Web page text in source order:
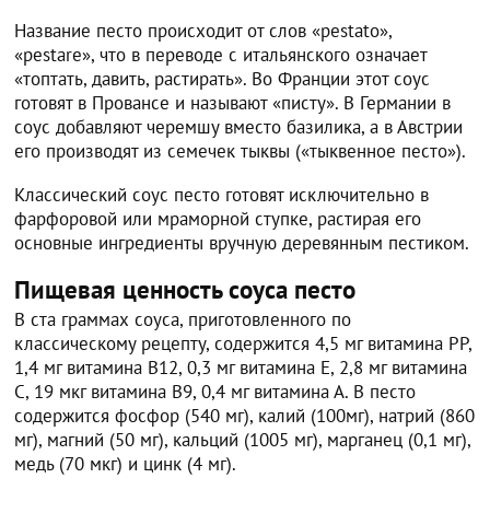
Название песто происходит от слов «pestato»,
«pestare», что в переводе с итальянского означает
«топтать, давить, растирать». Во Франции этот соус
готовят в Провансе и называют «писту». В Германии в
соус добавляют черемшу вместо базилика, а в Австрии
его производят из семечек тыквы («тыквенное песто»).
Классический соус песто готовят исключительно в
фарфоровой или мраморной ступке, растирая его
основные ингредиенты вручную деревянным пестиком.
Пищевая ценность соуса песто
В ста граммах соуса, приготовленного по
классическому рецепту, содержится 4,5 мг витамина РР,
1,4 мг витамина В12, 0,3 мг витамина Е, 2,8 мг витамина
С, 19 мкг витамина В9, 0,4 мг витамина А. В песто
содержится фосфор (540 мг), калий (100мг), натрий (860
мг), магний (50 мг), кальций (1005 мг), марганец (0,1 мг),
медь (70 мкг) и цинк (4 мг).